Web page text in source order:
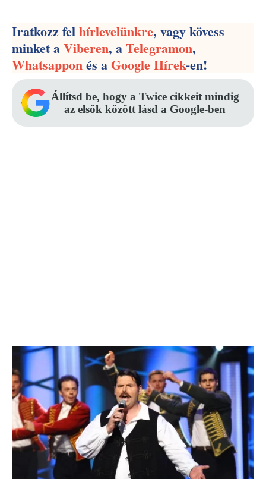
Iratkozz felhírlevelünkre, vagy kövess
minket aViberen, aTelegramon,
Whatsapponés aGoogle Hírek-en!
Állítsd be, hogy a Twice cikkeit mindig
az elsők között lásd a Google-ben